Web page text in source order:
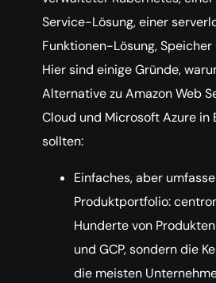
Service-Lösung, einer
Funktionen-Lösung,
Hier sind einige Gründe,
Alternative zu Amazon Web
Cloud und Microsoft Azure in
sollten:
Einfaches, aber
Produktportfolio:
Hunderte von
und GCP, sondern die
die meisten